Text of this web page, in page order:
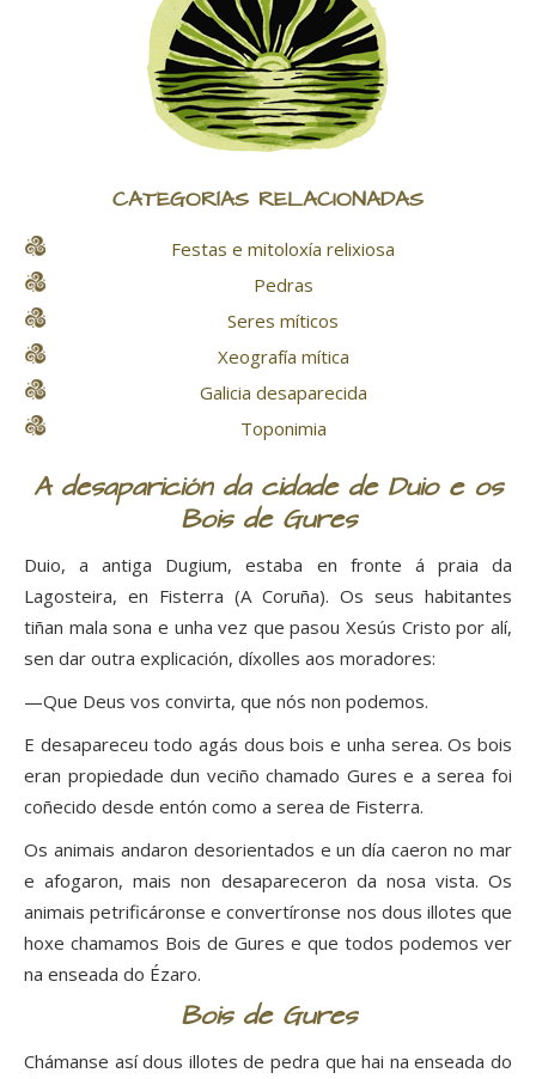
CATEGORÍAS RELACIONADAS
Festas e mitoloxía relixiosa
Pedras
Seres míticos
Xeografía mítica
Galicia desaparecida
Toponimia
A desaparición da cidade de Duio e os
Bois de Gures
Duio, a antiga Dugium, estaba en fronte á praia da
Lagosteira, en Fisterra (A Coruña). Os seus habitantes
tiñan mala sona e unha vez que pasou Xesús Cristo por alí,
sen dar outra explicación, díxolles aos moradores:
—Que Deus vos convirta, que nós non podemos.
E desapareceu todo agás dous bois e unha serea. Os bois
eran propiedade dun veciño chamado Gures e a serea foi
coñecido desde entón como a serea de Fisterra.
Os animais andaron desorientados e un día caeron no mar
e afogaron, mais non desapareceron da nosa vista. Os
animais petrificáronse e convertíronse nos dous illotes que
hoxe chamamos Bois de Gures e que todos podemos ver
na enseada do Ézaro.
Bois de Gures
Chámanse así dous illotes de pedra que hai na enseada do